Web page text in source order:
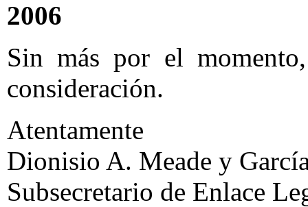
2006
Sin más por el
consideración.
Atentamente
Dionisio A. Meade y
Subsecretario de Enlace